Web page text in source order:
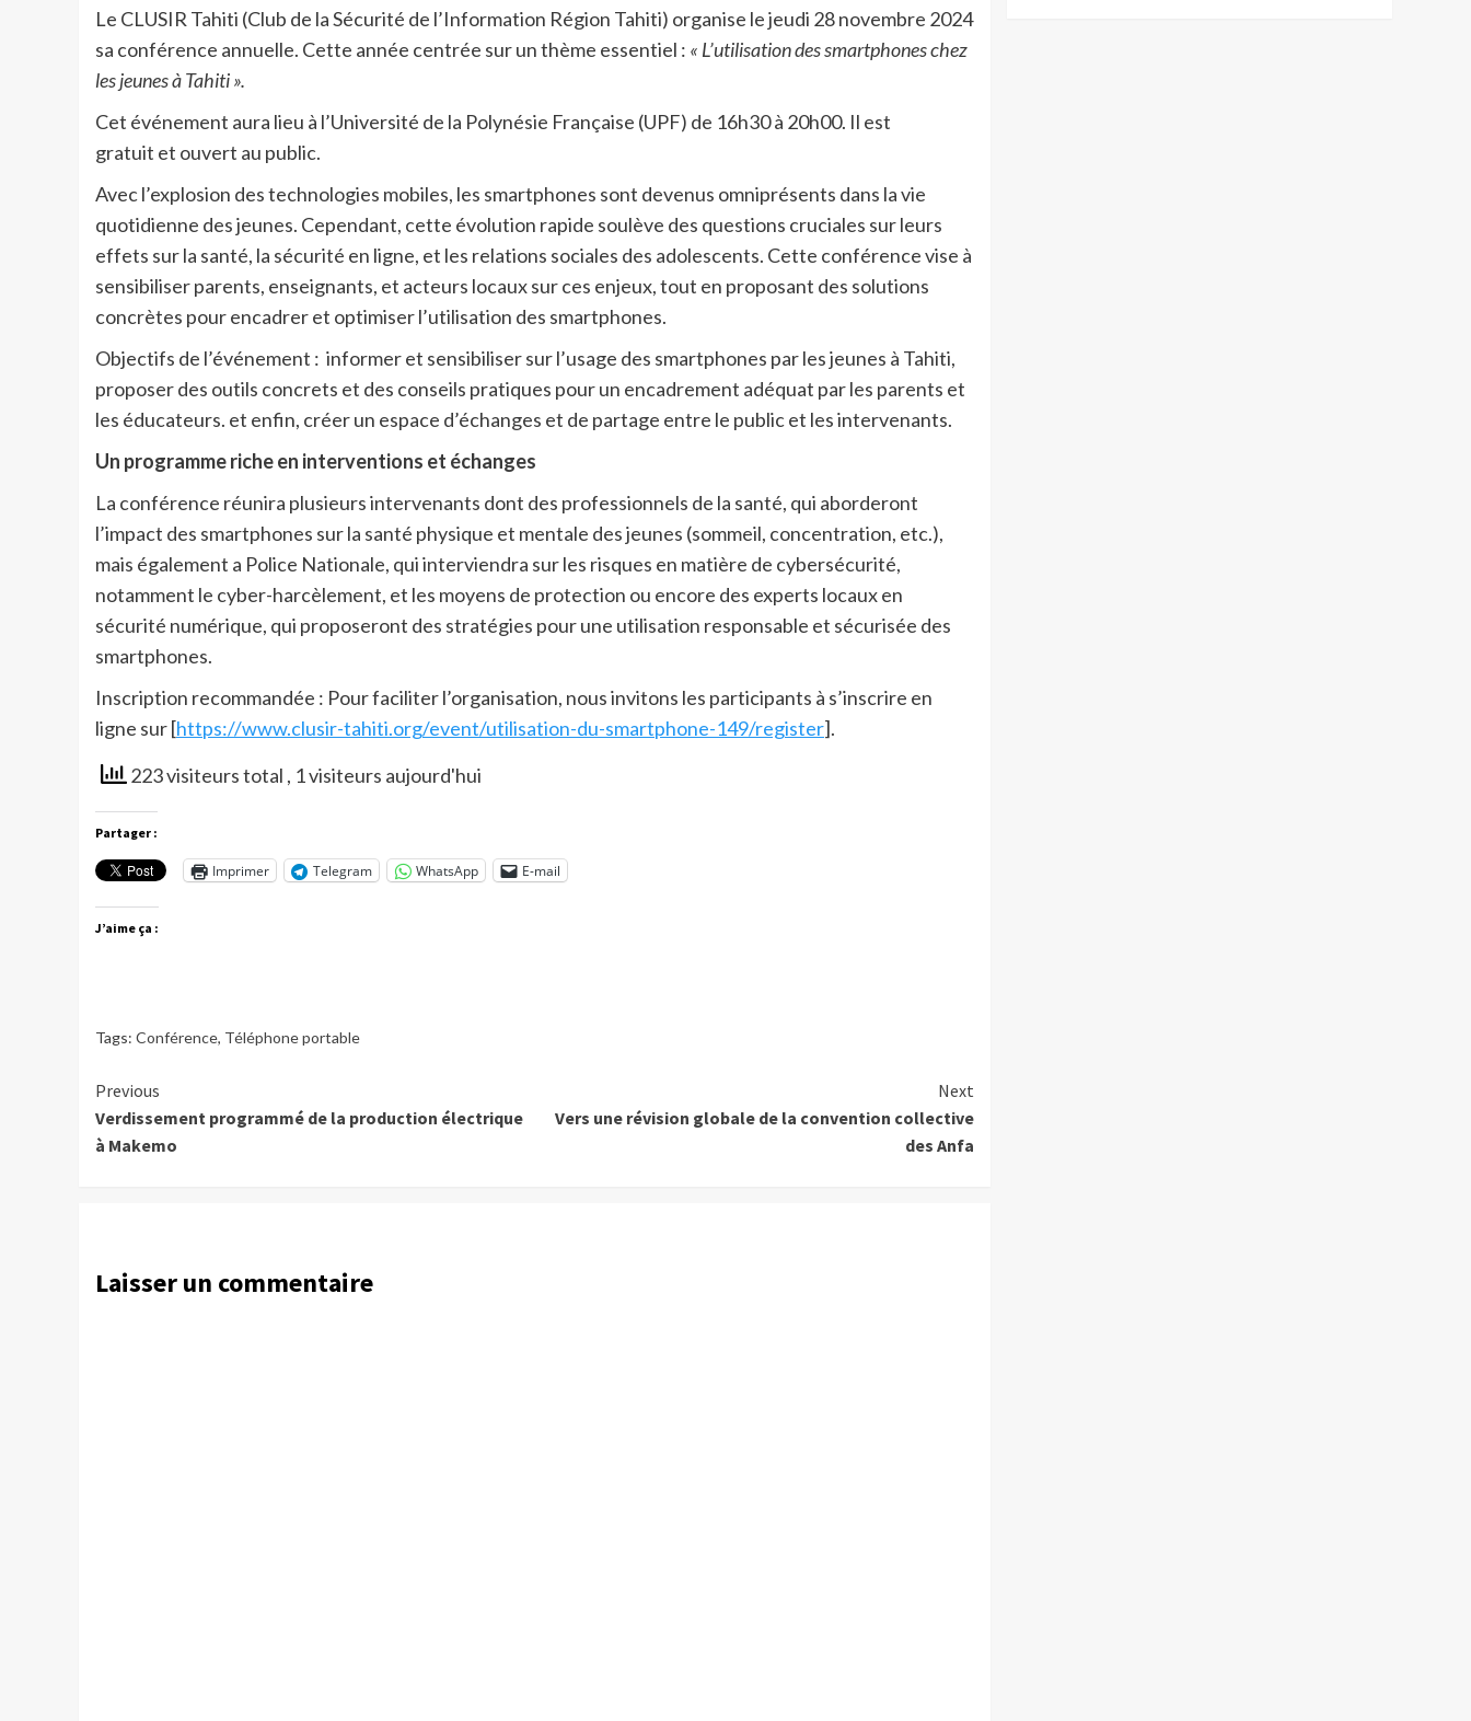
Le CLUSIR Tahiti (Club de la Sécurité de l’Information Région Tahiti) organise le jeudi 28 novembre 2024
sa conférence annuelle. Cette année centrée sur un thème essentiel : « L’utilisation des smartphones chez
les jeunes à Tahiti ».
Cet événement aura lieu à l’Université de la Polynésie Française (UPF) de 16h30 à 20h00. Il est
gratuit et ouvert au public.
Avec l’explosion des technologies mobiles, les smartphones sont devenus omniprésents dans la vie
quotidienne des jeunes. Cependant, cette évolution rapide soulève des questions cruciales sur leurs
effets sur la santé, la sécurité en ligne, et les relations sociales des adolescents. Cette conférence vise à
sensibiliser parents, enseignants, et acteurs locaux sur ces enjeux, tout en proposant des solutions
concrètes pour encadrer et optimiser l’utilisation des smartphones.
Objectifs de l’événement : informer et sensibiliser sur l’usage des smartphones par les jeunes à Tahiti,
proposer des outils concrets et des conseils pratiques pour un encadrement adéquat par les parents et
les éducateurs. et enfin, créer un espace d’échanges et de partage entre le public et les intervenants.
Un programme riche en interventions et échanges
La conférence réunira plusieurs intervenants dont des professionnels de la santé, qui aborderont
l’impact des smartphones sur la santé physique et mentale des jeunes (sommeil, concentration, etc.),
mais également a Police Nationale, qui interviendra sur les risques en matière de cybersécurité,
notamment le cyber-harcèlement, et les moyens de protection ou encore des experts locaux en
sécurité numérique, qui proposeront des stratégies pour une utilisation responsable et sécurisée des
smartphones.
Inscription recommandée : Pour faciliter l’organisation, nous invitons les participants à s’inscrire en
ligne sur [https://www.clusir-tahiti.org/event/utilisation-du-smartphone-149/register].
223 visiteurs total , 1 visiteurs aujourd'hui
Partager :
Imprimer Telegram WhatsApp E-mail
J’aime ça :
Tags: Conférence, Téléphone portable
Continue
Reading
Previous
Verdissement programmé de la production électrique
à Makemo
Next
Vers une révision globale de la convention collective
des Anfa
Laisser un commentaire